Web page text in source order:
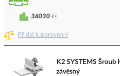
Přidat k porovnání
36030 ks
K2 SYSTEMS
závěsný